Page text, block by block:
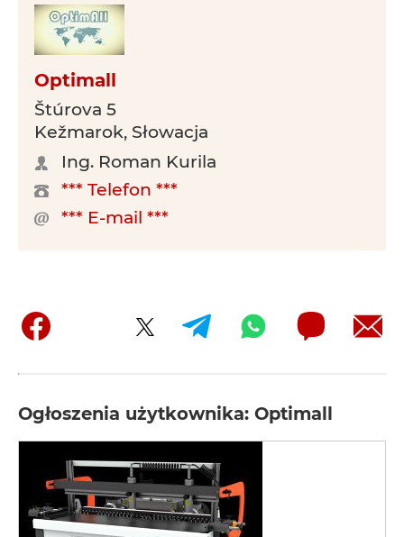
Optimall
Štúrova 5
Kežmarok, Słowacja
Ing. Roman Kurila
*** Telefon ***
*** E-mail ***
Ogłoszenia użytkownika: Optimall